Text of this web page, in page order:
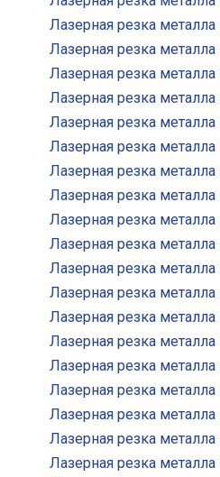
Лазерная резка
Лазерная резка
Лазерная резка
Лазерная резка
Лазерная резка металла
Лазерная резка
Лазерная резка
Лазерная резка
Лазерная резка
Лазерная резка
Лазерная резка
Лазерная резка
Лазерная резка
Лазерная резка
Лазерная резка
Лазерная резка
Лазерная резка
Лазерная резка
Лазерная резка